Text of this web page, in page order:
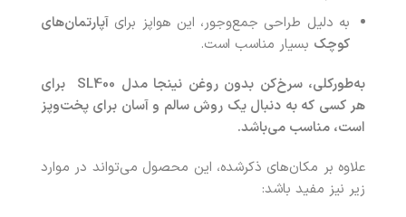
به دلیل طراحی جمع‌وجور، این هواپز برای آپارتمان‌های
کوچک بسیار مناسب است.
به‌طورکلی، سرخ‌کن بدون روغن نینجا مدل SL400
برای
هر کسی که به دنبال یک روش سالم و آسان برای پخت‌وپز
است، مناسب می‌باشد.
علاوه بر مکان‌های ذکرشده، این محصول می‌تواند در موارد
زیر نیز مفید باشد: